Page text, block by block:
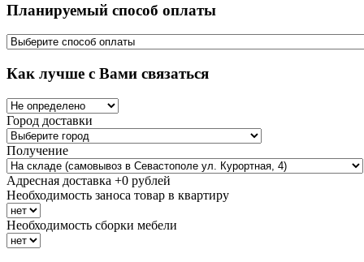
Планируемый способ оплаты
Как лучше с Вами связаться
Город доставки
Получение
Адресная доставка +0 рублей
Необходимость заноса товар в квартиру
Необходимость сборки мебели